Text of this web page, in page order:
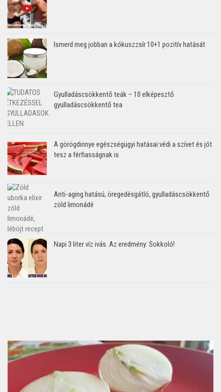
Ismerd meg jobban a kókuszzsír 10+1 pozitív hatását
Gyulladáscsökkentő teák – 10 elképesztő
gyulladáscsökkentő tea
A görögdinnye egészségügyi hatásai:védi a szívet és jót
tesz a férfiasságnak is
Anti-aging hatású, öregedésgátló, gyulladáscsökkentő
zöld limonádé
Napi 3 liter víz ivás. Az eredmény: Sokkoló!